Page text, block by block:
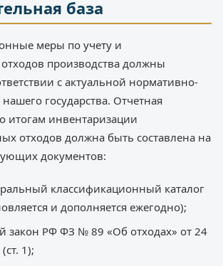
база
меры по учету и
производства должны
с актуальной нормативно-
государства. Отчетная
итогам инвентаризации
отходов должна быть составлена на
документов:
классификационный каталог
и дополняется ежегодно);
закон РФ ФЗ № 89 «Об отходах» от 24
1);